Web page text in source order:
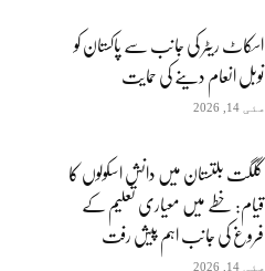
اسکاٹ ریٹر کی جانب سے پاکستان کو
نوبل انعام دینے کی حمایت
مئی 14, 2026
گلگت بلتستان میں دانش اسکولوں کا
قیام: خطے میں معیاری تعلیم کے
فروغ کی جانب اہم پیش رفت
مئی 14, 2026